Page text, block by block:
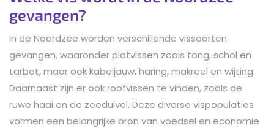
gevangen?
In de Noordzee worden verschillende vissoorten
gevangen, waaronder platvissen zoals tong, schol en
tarbot, maar ook kabeljauw, haring, makreel en wijting.
Daarnaast zijn er ook roofvissen te vinden, zoals de
ruwe haai en de zeeduivel. Deze diverse vispopulaties
vormen een belangrijke bron van voedsel en economie